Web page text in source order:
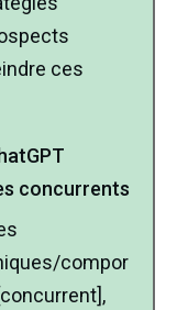
ces
concurrents
compor